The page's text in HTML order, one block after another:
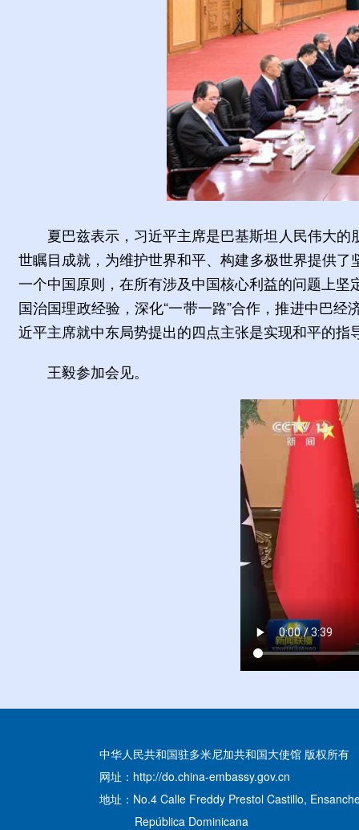
夏巴兹表示，习近平主席是巴基斯坦人民伟大
世瞩目成就，为维护世界和平、构建多极世界提供
一个中国原则，在所有涉及中国核心利益的问题上
国治国理政经验，深化“一带一路”合作，推进中巴
近平主席就中东局势提出的四点主张是实现和平的
王毅参加会见。
中华人民共和国驻多米尼加共和国大使馆 版权所有
网址：http://do.china-embassy.gov.cn
地址：No.4 Calle Freddy Prestol Castillo,
República Dominicana